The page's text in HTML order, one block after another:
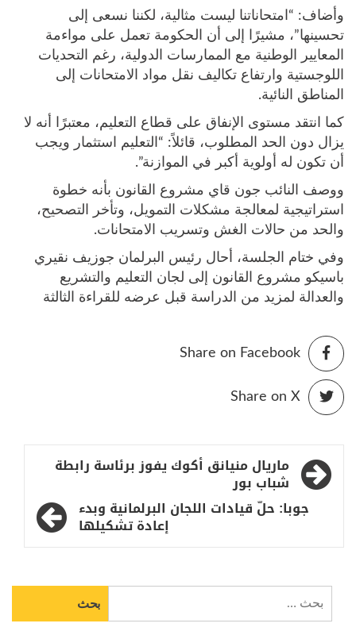
وأضاف: “امتحاناتنا ليست مثالية، لكننا نسعى إلى
تحسينها”، مشيرًا إلى أن الحكومة تعمل على مواءمة
المعايير الوطنية مع الممارسات الدولية، رغم التحديات
اللوجستية وارتفاع تكاليف نقل مواد الامتحانات إلى
المناطق النائية.
كما انتقد مستوى الإنفاق على قطاع التعليم، معتبرًا أنه لا
يزال دون الحد المطلوب، قائلاً: “التعليم استثمار ويجب
أن تكون له أولوية أكبر في الموازنة”.
ووصف النائب جون قاي مشروع القانون بأنه خطوة
استراتيجية لمعالجة مشكلات التمويل، وتأخر التصحيح،
والحد من حالات الغش وتسريب الامتحانات.
وفي ختام الجلسة، أحال رئيس البرلمان جوزيف نقيري
باسيكو مشروع القانون إلى لجان التعليم والتشريع
والعدالة لمزيد من الدراسة قبل عرضه للقراءة الثالثة
Share on Facebook
Share on X
تصفّح
المقالات
ماريال منيانق أكوك يفوز برئاسة رابطة
شباب بور
جوبا: حلّ قيادات اللجان البرلمانية وبدء
إعادة تشكيلها
عن: